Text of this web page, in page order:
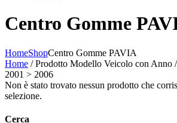
Centro Gomme
HomeShopCentro Gomme PAVIA
Home / Prodotto Modello Veicolo con
2001 > 2006
Non è stato trovato nessun prodotto che
selezione.
Cerca